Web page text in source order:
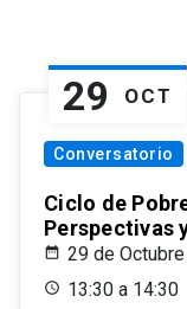
29 OCT
Conversatorio
Ciclo de
Perspectivas
29 de
13:30 a 14:30